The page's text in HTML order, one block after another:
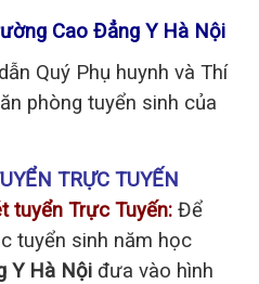
Cao Đẳng Y Hà Nội
Quý Phụ huynh và Thí
phòng tuyển sinh của
TRỰC TUYẾN
tuyển Trực Tuyến: Để
tuyển sinh năm học
Y Hà Nội đưa vào hình